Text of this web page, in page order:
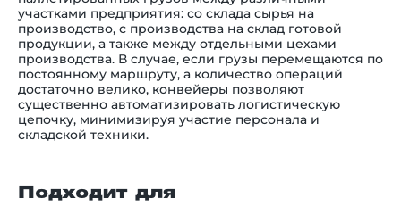
участками предприятия: со склада сырья на
производство, с производства на склад готовой
продукции, а также между отдельными цехами
производства. В случае, если грузы перемещаются по
постоянному маршруту, а количество операций
достаточно велико, конвейеры позволяют
существенно автоматизировать логистическую
цепочку, минимизируя участие персонала и
складской техники.
Подходит для